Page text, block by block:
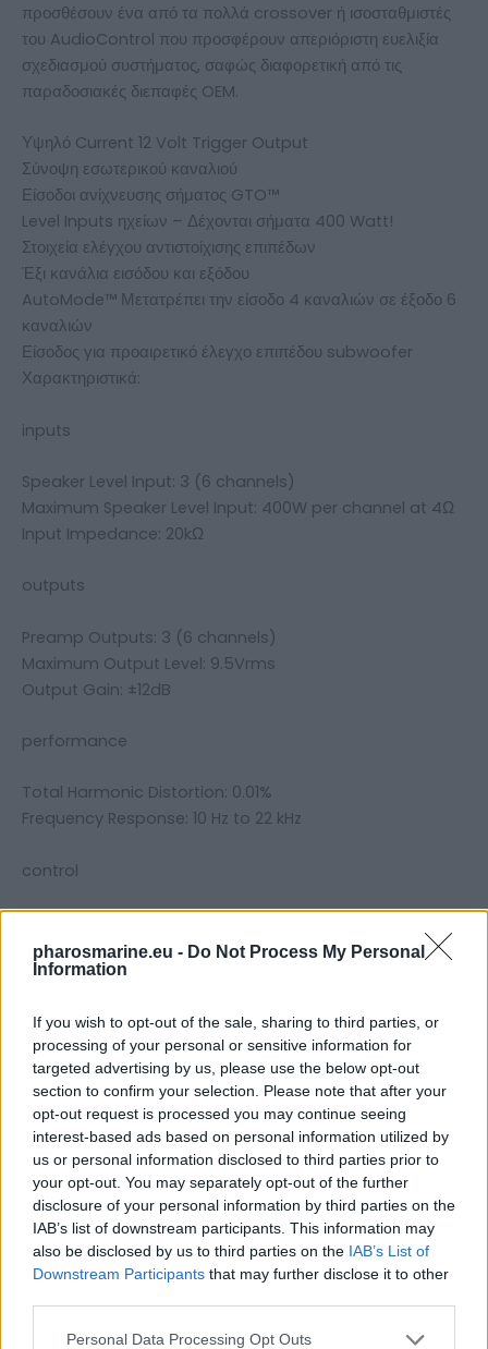
pharosmarine.eu - Do Not Process My Personal
Information
If you wish to opt-out of the sale, sharing to third parties, or
processing of your personal or sensitive information for
targeted advertising by us, please use the below opt-out
section to confirm your selection. Please note that after your
opt-out request is processed you may continue seeing
interest-based ads based on personal information utilized by
us or personal information disclosed to third parties prior to
your opt-out. You may separately opt-out of the further
disclosure of your personal information by third parties on the
IAB’s list of downstream participants. This information may
also be disclosed by us to third parties on the IAB’s List of
Downstream Participants that may further disclose it to other
Personal Data Processing Opt Outs
προσθέσουν ένα από τα πολλά crossover ή ισοσταθμιστές
του AudioControl που προσφέρουν απεριόριστη ευελιξία
σχεδιασμού συστήματος, σαφώς διαφορετική από τις
παραδοσιακές διεπαφές OEM.
Υψηλό Current 12 Volt Trigger Output
Σύνοψη εσωτερικού καναλιού
Είσοδοι ανίχνευσης σήματος GTO™
Level Inputs ηχείων – Δέχονται σήματα 400 Watt!
Στοιχεία ελέγχου αντιστοίχισης επιπέδων
Έξι κανάλια εισόδου και εξόδου
AutoMode™ Μετατρέπει την είσοδο 4 καναλιών σε έξοδο 6
καναλιών
Είσοδος για προαιρετικό έλεγχο επιπέδου subwoofer
Χαρακτηριστικά:
inputs
Speaker Level Input: 3 (6 channels)
Maximum Speaker Level Input: 400W per channel at 4Ω
Input Impedance: 20kΩ
outputs
Preamp Outputs: 3 (6 channels)
Maximum Output Level: 9.5Vrms
Output Gain: ±12dB
performance
Total Harmonic Distortion: 0.01%
Frequency Response: 10 Hz to 22 kHz
control
12VDC Remote Out (always active when unit is on)
Power Supply: High Headroom PWM Switching
Current Draw: 200mA
Recommended Fuse Rating: 1A
weights & dimensions
Dimensions: 8”W x 6”D x 1.2”H
Weight: 2.0 lbs (0.9 kg)
in the box:
LC6i, Speaker and Power connectors, Manual, Warranty